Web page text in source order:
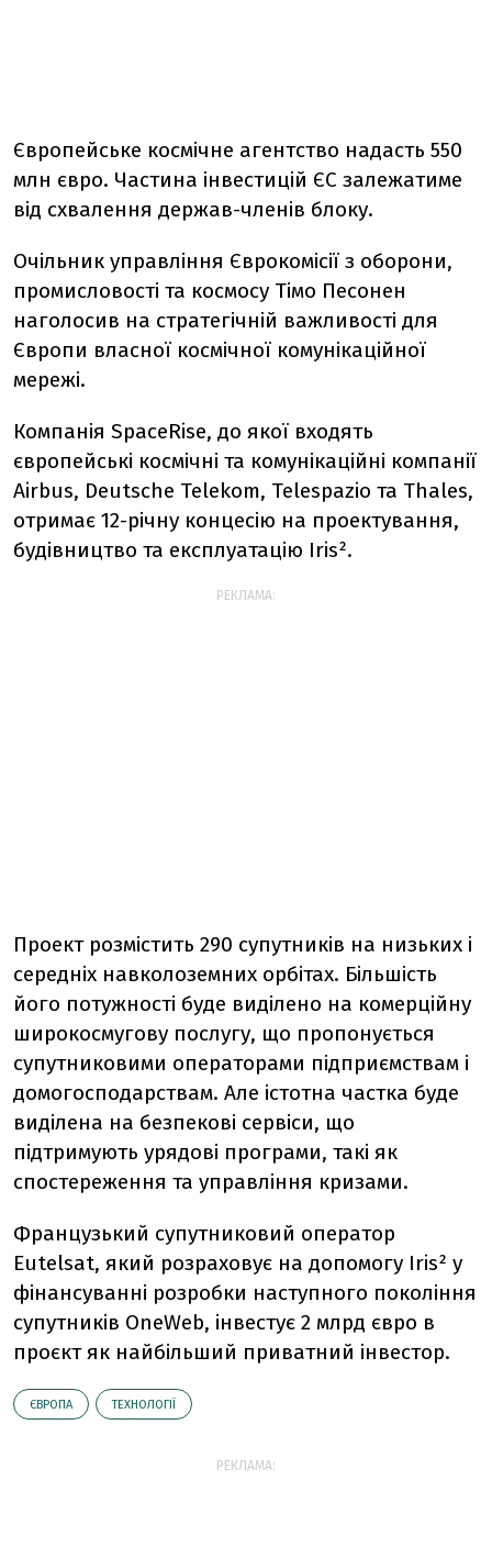
Європейське космічне агентство надасть 550
млн євро. Частина інвестицій ЄС залежатиме
від схвалення держав-членів блоку.
Очільник управління Єврокомісії з оборони,
промисловості та космосу Тімо Песонен
наголосив на стратегічній важливості для
Європи власної космічної комунікаційної
мережі.
Компанія SpaceRise, до якої входять
європейські космічні та комунікаційні компанії
Airbus, Deutsche Telekom, Telespazio та Thales,
отримає 12-річну концесію на проектування,
будівництво та експлуатацію Iris².
РЕКЛАМА:
Проект розмістить 290 супутників на низьких і
середніх навколоземних орбітах. Більшість
його потужності буде виділено на комерційну
широкосмугову послугу, що пропонується
супутниковими операторами підприємствам і
домогосподарствам. Але істотна частка буде
виділена на безпекові сервіси, що
підтримують урядові програми, такі як
спостереження та управління кризами.
Французький супутниковий оператор
Eutelsat, який розраховує на допомогу Iris² у
фінансуванні розробки наступного покоління
супутників OneWeb, інвестує 2 млрд євро в
проєкт як найбільший приватний інвестор.
ЄВРОПА ТЕХНОЛОГІЇ
РЕКЛАМА: